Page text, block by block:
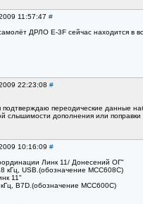
11:57:47 #
ДРЛО E-3F сейчас находится в
22:23:08 #
подтверждаю переодические данные
слышимости дополнения или поправки
10:16:09 #
Линк 11/ Донесений ОГ"
кГц, USB.(обозначение MCC608С)
11"
B7D.(обозначение MCC600С)